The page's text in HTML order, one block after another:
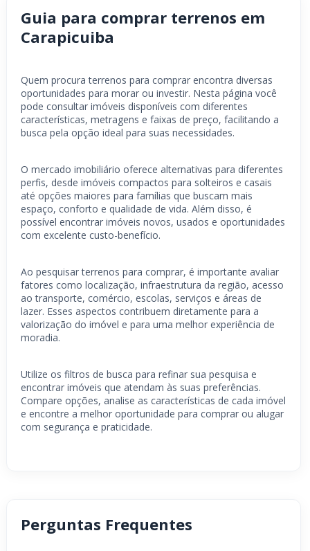
Guia para comprar terrenos em
Carapicuiba
Quem procura terrenos para comprar encontra diversas
oportunidades para morar ou investir. Nesta página você
pode consultar imóveis disponíveis com diferentes
características, metragens e faixas de preço, facilitando a
busca pela opção ideal para suas necessidades.
O mercado imobiliário oferece alternativas para diferentes
perfis, desde imóveis compactos para solteiros e casais
até opções maiores para famílias que buscam mais
espaço, conforto e qualidade de vida. Além disso, é
possível encontrar imóveis novos, usados e oportunidades
com excelente custo-benefício.
Ao pesquisar terrenos para comprar, é importante avaliar
fatores como localização, infraestrutura da região, acesso
ao transporte, comércio, escolas, serviços e áreas de
lazer. Esses aspectos contribuem diretamente para a
valorização do imóvel e para uma melhor experiência de
moradia.
Utilize os filtros de busca para refinar sua pesquisa e
encontrar imóveis que atendam às suas preferências.
Compare opções, analise as características de cada imóvel
e encontre a melhor oportunidade para comprar ou alugar
com segurança e praticidade.
Perguntas Frequentes